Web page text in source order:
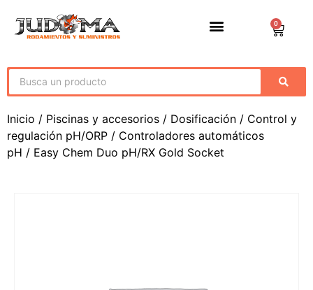
0
Inicio / Piscinas y accesorios / Dosificación / Control y
regulación pH/ORP / Controladores automáticos
pH / Easy Chem Duo pH/RX Gold Socket